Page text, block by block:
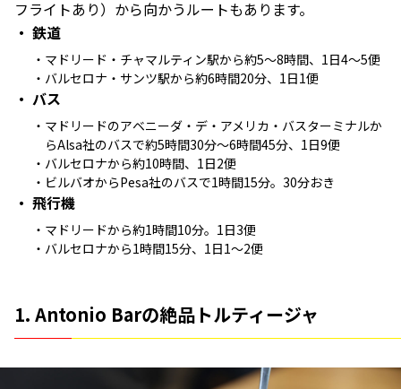
フライトあり）から向かうルートもあります。
鉄道
マドリード・チャマルティン駅から約5～8時間、1日4～5便
バルセロナ・サンツ駅から約6時間20分、1日1便
バス
マドリードのアベニーダ・デ・アメリカ・バスターミナルか
らAlsa社のバスで約5時間30分～6時間45分、1日9便
バルセロナから約10時間、1日2便
ビルバオからPesa社のバスで1時間15分。30分おき
飛行機
マドリードから約1時間10分。1日3便
バルセロナから1時間15分、1日1～2便
1. Antonio Barの絶品トルティージャ